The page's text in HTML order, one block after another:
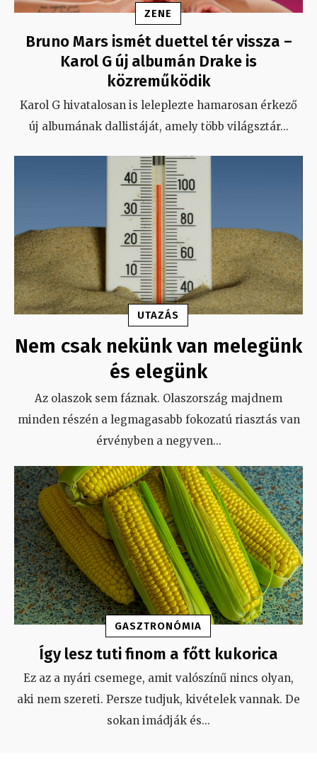
ZENE
Bruno Mars ismét duettel tér vissza –
Karol G új albumán Drake is
közreműködik
Karol G hivatalosan is leleplezte hamarosan érkező
új albumának dallistáját, amely több világsztár...
UTAZÁS
Nem csak nekünk van melegünk
és elegünk
Az olaszok sem fáznak. Olaszország majdnem
minden részén a legmagasabb fokozatú riasztás van
érvényben a negyven...
GASZTRONÓMIA
Így lesz tuti finom a főtt kukorica
Ez az a nyári csemege, amit valószínű nincs olyan,
aki nem szereti. Persze tudjuk, kivételek vannak. De
sokan imádják és...